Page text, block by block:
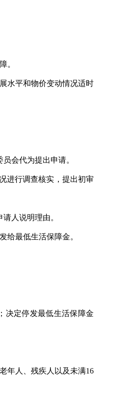
。
水平和物价变动情况适时
会代为提出申请。
进行调查核实，提出初审
人说明理由。
给最低生活保障金。
决定停发最低生活保障金
年人、残疾人以及未满16